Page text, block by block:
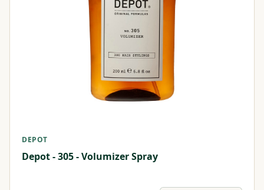
DEPOT
Depot - 305 - Volumizer Spray